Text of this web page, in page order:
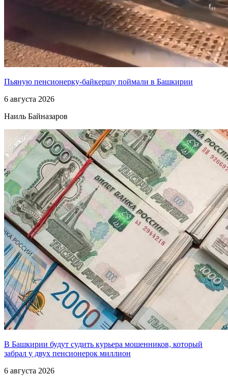
Пьяную пенсионерку-байкершу поймали в Башкирии
6 августа 2026
Наиль Байназаров
В Башкирии будут судить курьера мошенников, который
забрал у двух пенсионерок миллион
6 августа 2026